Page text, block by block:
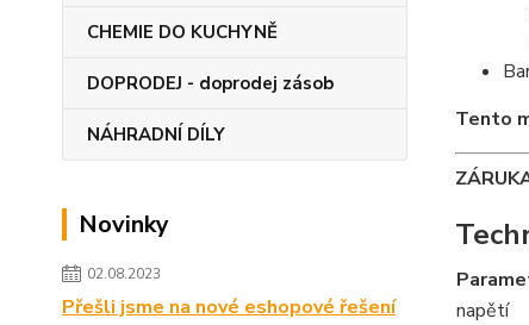
CHEMIE DO KUCHYNĚ
DOPRODEJ - doprodej zásob
NÁHRADNÍ DÍLY
Novinky
02.08.2023
Přešli jsme na nové eshopové řešení
Tento
napětí